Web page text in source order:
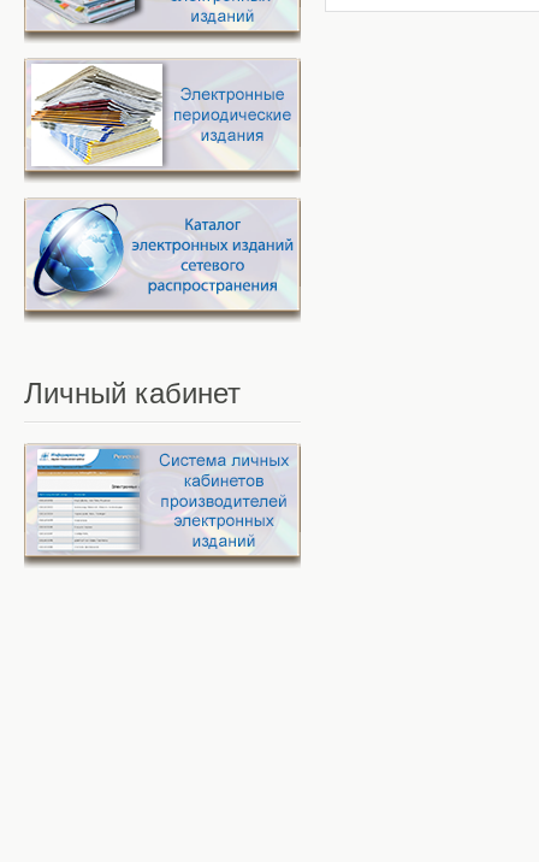
Личный кабинет